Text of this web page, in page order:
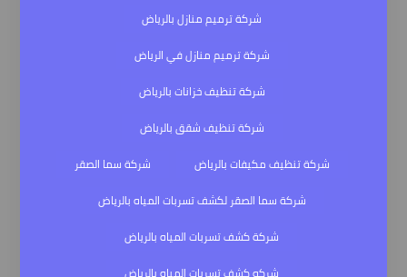
شركة ترميم منازل بالرياض
شركة ترميم منازل في الرياض
شركة تنظيف خزانات بالرياض
شركة تنظيف شقق بالرياض
شركة تنظيف مكيفات بالرياض
شركة سما الصقر
شركة سما الصقر لكشف تسربات المياه بالرياض
شركة كشف تسربات المياه بالرياض